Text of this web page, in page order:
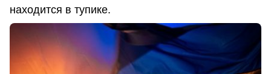
находится в тупике.